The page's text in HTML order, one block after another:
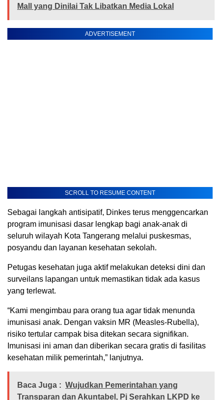
Mall yang Dinilai Tak Libatkan Media Lokal
ADVERTISEMENT
SCROLL TO RESUME CONTENT
Sebagai langkah antisipatif, Dinkes terus menggencarkan
program imunisasi dasar lengkap bagi anak-anak di
seluruh wilayah Kota Tangerang melalui puskesmas,
posyandu dan layanan kesehatan sekolah.
Petugas kesehatan juga aktif melakukan deteksi dini dan
surveilans lapangan untuk memastikan tidak ada kasus
yang terlewat.
“Kami mengimbau para orang tua agar tidak menunda
imunisasi anak. Dengan vaksin MR (Measles-Rubella),
risiko tertular campak bisa ditekan secara signifikan.
Imunisasi ini aman dan diberikan secara gratis di fasilitas
kesehatan milik pemerintah,” lanjutnya.
Baca Juga : Wujudkan Pemerintahan yang
Transparan dan Akuntabel, Pj Serahkan LKPD ke